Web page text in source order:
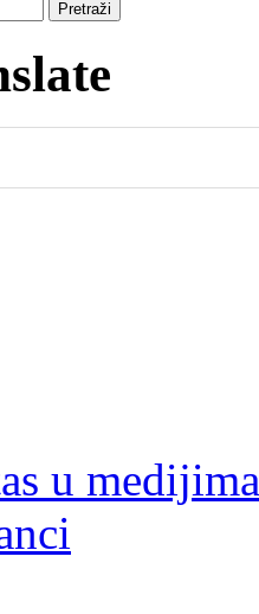
u medijima